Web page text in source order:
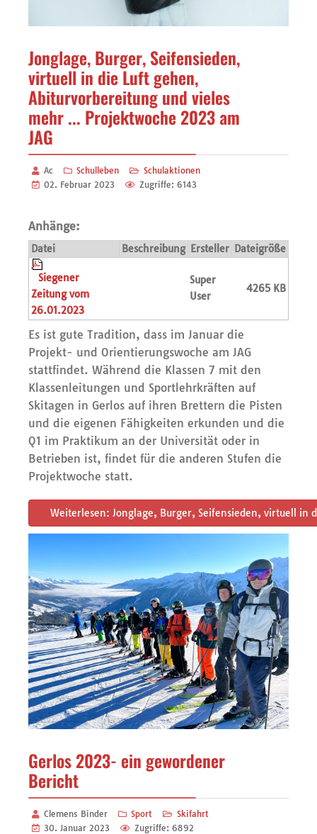
Jonglage, Burger, Seifensieden,
virtuell in die Luft gehen,
Abiturvorbereitung und vieles
mehr ... Projektwoche 2023 am
JAG
Ac Schulleben
Schulaktionen
02. Februar 2023
Zugriffe: 6143
Anhänge:
Datei Beschreibung Ersteller Dateigröße
Siegener
Zeitung vom
26.01.2023
Super
User
4265 KB
Es ist gute Tradition, dass im Januar die
Projekt- und Orientierungswoche am JAG
stattfindet. Während die Klassen 7 mit den
Klassenleitungen und Sportlehrkräften auf
Skitagen in Gerlos auf ihren Brettern die Pisten
und die eigenen Fähigkeiten erkunden und die
Q1 im Praktikum an der Universität oder in
Betrieben ist, findet für die anderen Stufen die
Projektwoche statt.
Weiterlesen: Jonglage, Burger, Seifensieden, virtuell
Gerlos 2023- ein gewordener
Bericht
Clemens Binder Sport
Skifahrt
30. Januar 2023
Zugriffe: 6892